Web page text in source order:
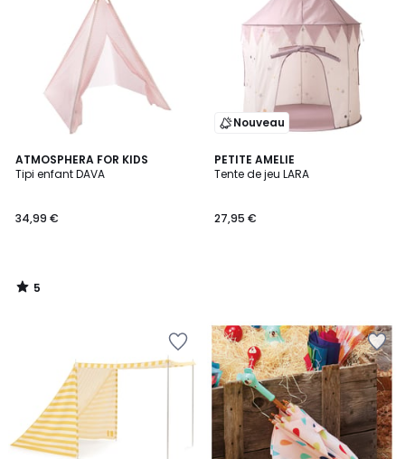
ATMOSPHERA FOR KIDS
Tipi enfant DAVA
34,99 €
5
/
5
/
Nouveau
PETITE AMELIE
Tente de jeu LARA
27,95 €